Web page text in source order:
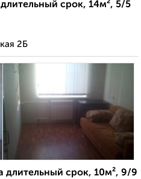
срок, 14м², 5/5
2Б
длительный срок, 10м², 9/9